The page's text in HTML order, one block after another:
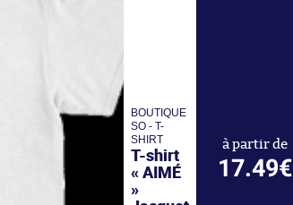
BOUTIQUE
SO - T-
SHIRT
T-shirt
« AIMÉ
»
à partir de
17.49€